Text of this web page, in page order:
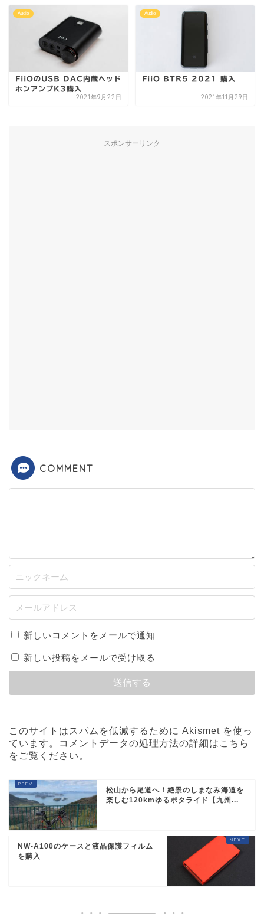
Audio
FiiOのUSB DAC内蔵ヘッド
ホンアンプK3購入
2021年9月22日
Audio
FiiO BTR5 2021 購入
2021年11月29日
スポンサーリンク
COMMENT
新しいコメントをメールで通知
新しい投稿をメールで受け取る
このサイトはスパムを低減するために Akismet を使っ
ています。
コメントデータの処理方法の詳細はこちら
をご覧ください。
松山から尾道へ！絶景のしまなみ海道を
楽しむ120kmゆるポタライド【九州...
NW-A100のケースと液晶保護フィルム
を購入